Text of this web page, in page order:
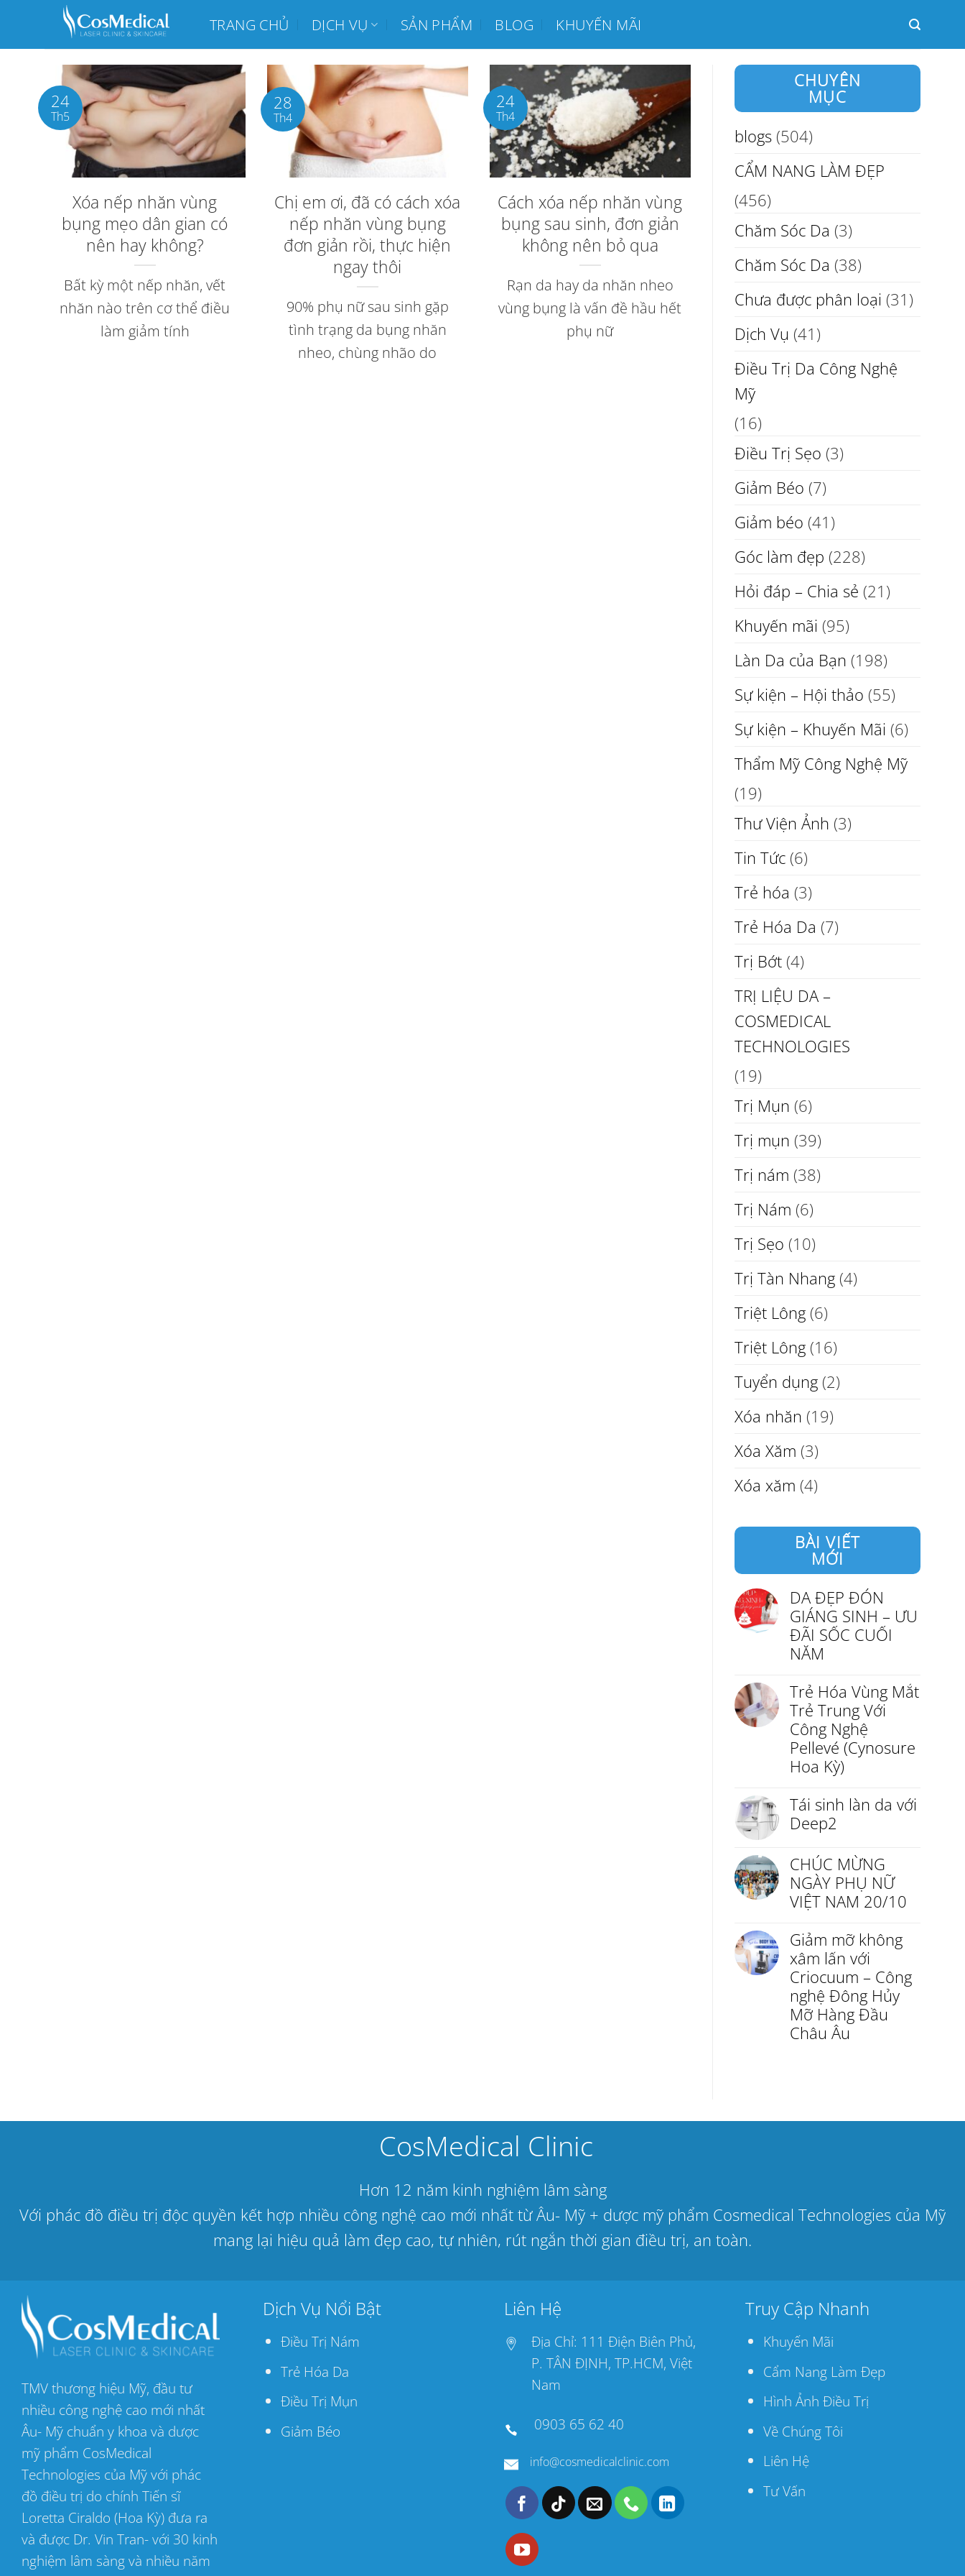
TRANG CHỦ DỊCH VỤ SẢN PHẨM BLOG KHUYẾN MÃI
Xóa nếp nhăn vùng
bụng mẹo dân gian có
nên hay không?
Bất kỳ một nếp nhăn, vết
nhăn nào trên cơ thể điều
làm giảm tính
24
Th5
Chị em ơi, đã có cách xóa
nếp nhăn vùng bụng
đơn giản rồi, thực hiện
ngay thôi
90% phụ nữ sau sinh gặp
tình trạng da bụng nhăn
nheo, chùng nhão do
28
Th4
Cách xóa nếp nhăn vùng
bụng sau sinh, đơn giản
không nên bỏ qua
Rạn da hay da nhăn nheo
vùng bụng là vấn đề hầu hết
phụ nữ
24
Th4
CHUYÊN
MỤC
blogs (504)
CẨM NANG LÀM ĐẸP
(456)
Chăm Sóc Da (3)
Chăm Sóc Da (38)
Chưa được phân loại (31)
Dịch Vụ (41)
Điều Trị Da Công Nghệ
Mỹ
(16)
Điều Trị Sẹo (3)
Giảm Béo (7)
Giảm béo (41)
Góc làm đẹp (228)
Hỏi đáp – Chia sẻ (21)
Khuyến mãi (95)
Làn Da của Bạn (198)
Sự kiện – Hội thảo (55)
Sự kiện – Khuyến Mãi (6)
Thẩm Mỹ Công Nghệ Mỹ
(19)
Thư Viện Ảnh (3)
Tin Tức (6)
Trẻ hóa (3)
Trẻ Hóa Da (7)
Trị Bớt (4)
TRỊ LIỆU DA –
COSMEDICAL
TECHNOLOGIES
(19)
Trị Mụn (6)
Trị mụn (39)
Trị nám (38)
Trị Nám (6)
Trị Sẹo (10)
Trị Tàn Nhang (4)
Triệt Lông (6)
Triệt Lông (16)
Tuyển dụng (2)
Xóa nhăn (19)
Xóa Xăm (3)
Xóa xăm (4)
BÀI VIẾT
MỚI
DA ĐẸP ĐÓN
GIÁNG SINH – ƯU
ĐÃI SỐC CUỐI
NĂM
Trẻ Hóa Vùng Mắt
Trẻ Trung Với
Công Nghệ
Pellevé (Cynosure
Hoa Kỳ)
Tái sinh làn da với
Deep2
CHÚC MỪNG
NGÀY PHỤ NỮ
VIỆT NAM 20/10
Giảm mỡ không
xâm lấn với
Criocuum – Công
nghệ Đông Hủy
Mỡ Hàng Đầu
Châu Âu
CosMedical Clinic
Hơn 12 năm kinh nghiệm lâm sàng
Với phác đồ điều trị độc quyền kết hợp nhiều công nghệ cao mới nhất từ Âu- Mỹ + dược mỹ phẩm Cosmedical Technologies của Mỹ
mang lại hiệu quả làm đẹp cao, tự nhiên, rút ngắn thời gian điều trị, an toàn.
TMV thương hiệu Mỹ, đầu tư
nhiều công nghệ cao mới nhất
Âu- Mỹ chuẩn y khoa và dược
mỹ phẩm CosMedical
Technologies của Mỹ với phác
đồ điều trị do chính Tiến sĩ
Loretta Ciraldo (Hoa Kỳ) đưa ra
và được Dr. Vin Tran- với 30 kinh
nghiệm lâm sàng và nhiều năm
Dịch Vụ Nổi Bật
Điều Trị Nám
Trẻ Hóa Da
Điều Trị Mụn
Giảm Béo
Liên Hệ
Địa Chỉ: 111 Điện Biên Phủ,
P. TÂN ĐỊNH, TP.HCM, Việt
Nam
0903 65 62 40
info@cosmedicalclinic.com
Truy Cập Nhanh
Khuyến Mãi
Cẩm Nang Làm Đẹp
Hình Ảnh Điều Trị
Về Chúng Tôi
Liên Hệ
Tư Vấn